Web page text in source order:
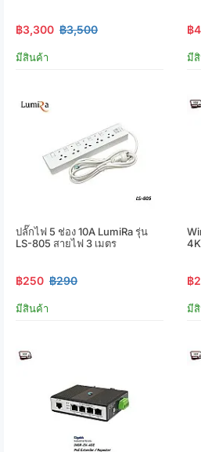
฿3,300 ฿3,500
มีสินค้า
฿
มี
ปลั๊กไฟ 5 ช่อง 10A LumiRa รุ่น
LS-805 สายไฟ 3 เมตร
฿250 ฿290
มีสินค้า
฿
มี